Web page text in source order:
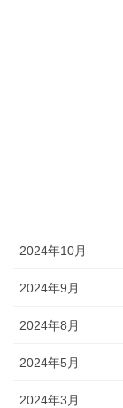
2024年10月
2024年9月
2024年8月
2024年5月
2024年3月